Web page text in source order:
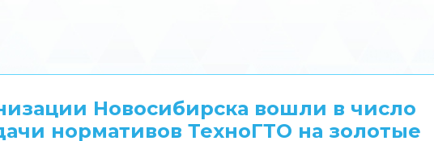
Новосибирска вошли в число
нормативов ТехноГТО на золотые